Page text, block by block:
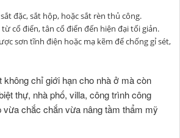
đặc, sắt hộp, hoặc sắt rèn thủ công.
cổ điển, tân cổ điển đến hiện đại tối giản.
sơn tĩnh điện hoặc mạ kẽm để chống gỉ sét,
không chỉ giới hạn cho nhà ở mà còn
thự, nhà phố, villa, công trình công
chắc chắn vừa nâng tầm thẩm mỹ